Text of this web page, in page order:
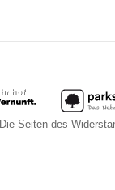
Die Seiten des